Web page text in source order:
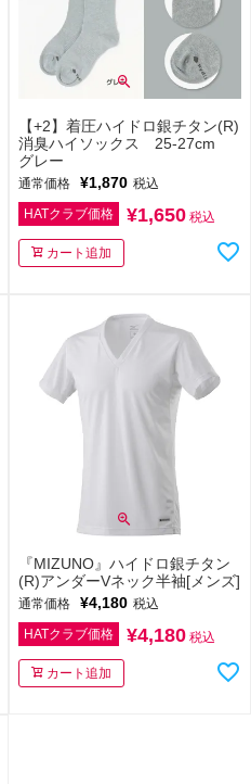
【+2】着圧ハイドロ銀チタン(R)
消臭ハイソックス 25-27cm
グレー
通常価格 ¥1,870 税込
HATクラブ価格
¥1,650 税込
カート追加
『MIZUNO』ハイドロ銀チタン
(R)アンダーVネック半袖[メンズ]
通常価格 ¥4,180 税込
HATクラブ価格
¥4,180 税込
カート追加